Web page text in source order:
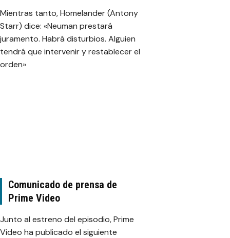
Mientras tanto, Homelander (Antony
Starr) dice: «Neuman prestará
juramento. Habrá disturbios. Alguien
tendrá que intervenir y restablecer el
orden»
Comunicado de prensa de
Prime Video
Junto al estreno del episodio, Prime
Video ha publicado el siguiente